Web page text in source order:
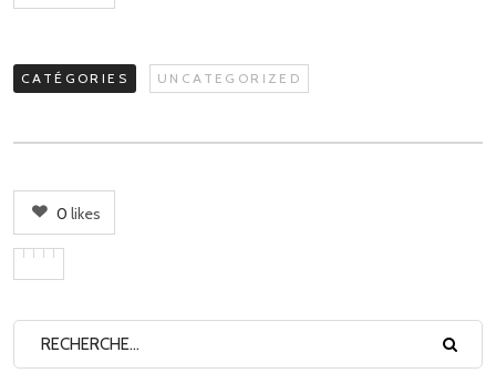
CATÉGORIES UNCATEGORIZED
0 likes